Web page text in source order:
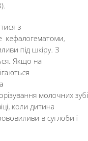
з
кефалогематоми,
під шкіру. З
Якщо на
молочних
коли дитина
в суглоби і